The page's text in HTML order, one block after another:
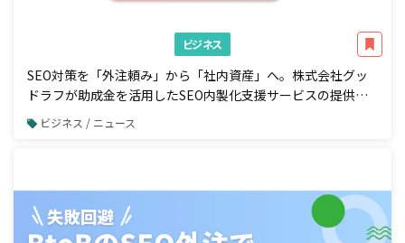
ビジネス
SEO対策を「外注頼み」から「社内資産」へ。株式会社グッ
ドラフが助成金を活用したSEO内製化支援サービスの提供を
開始ビジネス / ニュース